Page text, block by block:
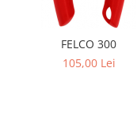
FELCO 300
105,00 Lei